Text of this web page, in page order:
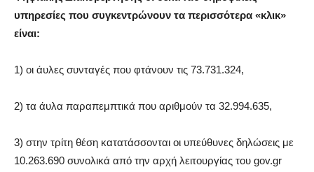
υπηρεσίες που συγκεντρώνουν τα περισσότερα «κλικ»
είναι:
1) οι άυλες συνταγές που φτάνουν τις 73.731.324,
2) τα άυλα παραπεμπτικά που αριθμούν τα 32.994.635,
3) στην τρίτη θέση κατατάσσονται οι υπεύθυνες δηλώσεις με
10.263.690 συνολικά από την αρχή λειτουργίας του gov.gr